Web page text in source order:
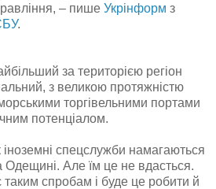
– пише Укрінформ з
.
за територією регіон
з великою протяжністю
торгівельними портами
потенціалом.
іноземні спецслужби намагаються
Одещині. Але їм це не вдасться.
спробам і буде це робити й